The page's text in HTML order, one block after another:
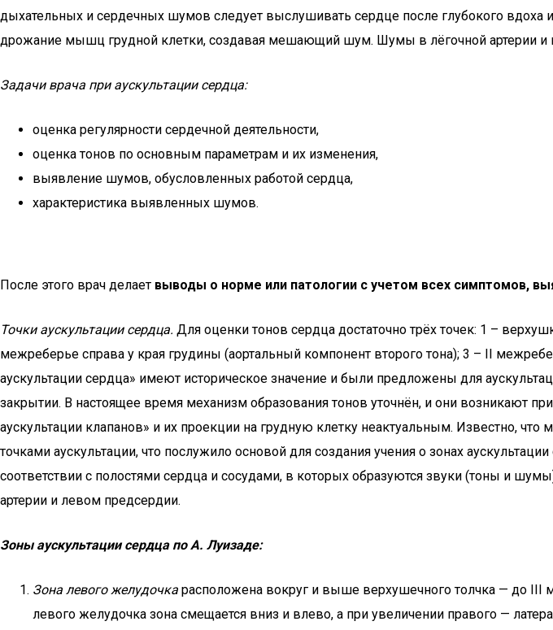
дыхательных и сердечных шумов следует выслушивать сердце после глубокого
дрожание мышц грудной клетки, создавая мешающий шум. Шумы в лёгочной артерии и
Задачи врача при аускультации сердца:
оценка регулярности сердечной деятельности,
оценка тонов по основным параметрам и их изменения,
выявление шумов, обусловленных работой сердца,
характеристика выявленных шумов.
После этого врач делает выводы о норме или патологии с учетом всех симптомов,
Точки аускультации сердца. Для оценки тонов сердца достаточно трёх точек: 1 –
межреберье справа у края грудины (аортальный компонент второго тона); 3 – II
аускультации сердца» имеют историческое значение и были предложены для
закрытии. В настоящее время механизм образования тонов уточнён, и они возникают
аускультации клапанов» и их проекции на грудную клетку неактуальным. Известно,
точками аускультации, что послужило основой для создания учения о зонах
соответствии с полостями сердца и сосудами, в которых образуются звуки (тоны и
артерии и левом предсердии.
Зоны аускультации сердца по А. Луизаде:
Зона левого желудочка расположена вокруг и выше верхушечного толчка — до
левого желудочка зона смещается вниз и влево, а при увеличении правого —